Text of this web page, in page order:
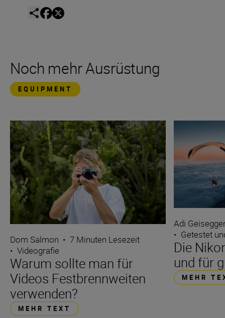
Noch mehr Ausrüstung
EQUIPMENT
Dom Salmon • 7 Minuten Lesezeit
• Videografie
Warum sollte man für
Videos Festbrennweiten
verwenden?
MEHR TEXT
Adi
• Getestet
Die
und für
MEHR